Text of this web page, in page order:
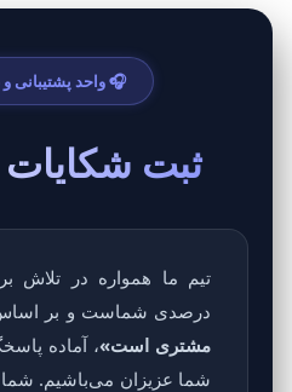
🎧 واحد
ثبت شکایات
درصدی شماست و بر
مشتری است»، آماده
شما عزیزان می‌باشیم. شما